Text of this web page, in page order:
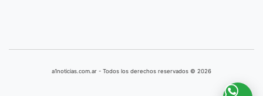
a1noticias.com.ar - Todos los derechos reservados © 2026